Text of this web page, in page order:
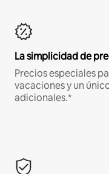
La simplicidad de
Precios especiales
vacaciones y un
adicionales.*